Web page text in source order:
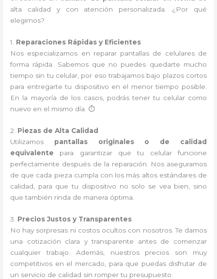
alta calidad y con atención personalizada. ¿Por qué
elegirnos?
1. Reparaciones Rápidas y Eficientes
Nos especializamos en reparar pantallas de celulares de
forma rápida. Sabemos que no puedes quedarte mucho
tiempo sin tu celular, por eso trabajamos bajo plazos cortos
para entregarte tu dispositivo en el menor tiempo posible.
En la mayoría de los casos, podrás tener tu celular como
nuevo en el mismo día. ⏱️
2. Piezas de Alta Calidad
Utilizamos pantallas originales o de calidad
equivalente para garantizar que tu celular funcione
perfectamente después de la reparación. Nos aseguramos
de que cada pieza cumpla con los más altos estándares de
calidad, para que tu dispositivo no solo se vea bien, sino
que también rinda de manera óptima.
3. Precios Justos y Transparentes
No hay sorpresas ni costos ocultos con nosotros. Te damos
una cotización clara y transparente antes de comenzar
cualquier trabajo. Además, nuestros precios son muy
competitivos en el mercado, para que puedas disfrutar de
un servicio de calidad sin romper tu presupuesto.